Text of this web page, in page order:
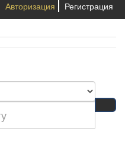
Авторизация Регистрация